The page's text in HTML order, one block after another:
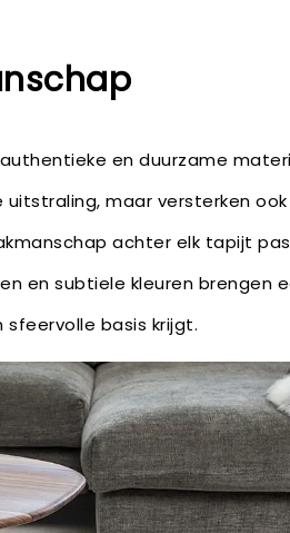
en duurzame
uitstraling, maar versterken
achter elk tapijt
en subtiele kleuren brengen
sfeervolle basis krijgt.